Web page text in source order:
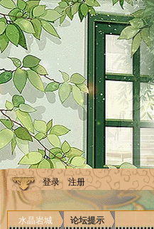
登录 注册
水晶岩城 论坛提示